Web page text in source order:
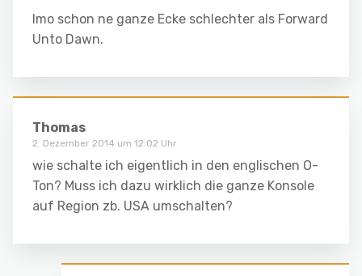
Imo schon ne ganze Ecke schlechter als Forward
Unto Dawn.
Thomas
2. Dezember 2014 um 12:02 Uhr
wie schalte ich eigentlich in den englischen O-
Ton? Muss ich dazu wirklich die ganze Konsole
auf Region zb. USA umschalten?